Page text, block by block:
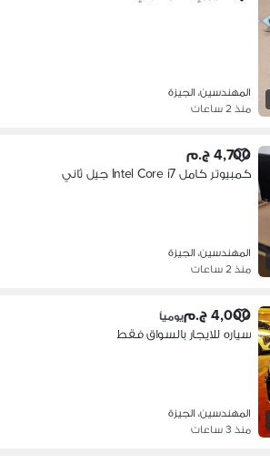
المهندسين، الجيزة
منذ 2 ساعات
4,700 ج.م
كمبيوتر كامل Intel Core i7 جيل ثاني
المهندسين، الجيزة
منذ 2 ساعات
4,000 ج.م يومياً
سياره للايجار بالسواق فقط
المهندسين، الجيزة
منذ 3 ساعات